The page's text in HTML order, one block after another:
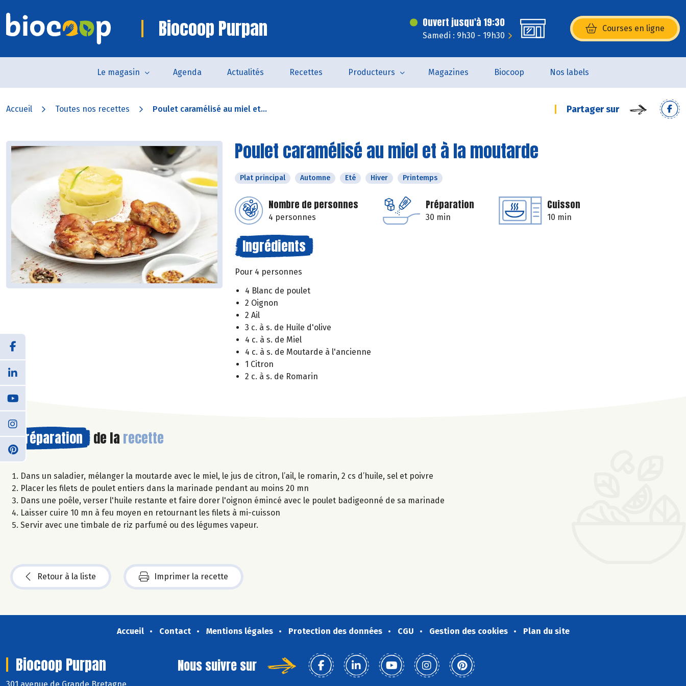
Biocoop Purpan Ouvert jusqu'à 19:30
Samedi : 9h30 - 19h30
Courses en ligne
(s’ouvre dans une nouvelle
Le magasin Agenda Actualités Recettes Producteurs Magazines Biocoop Nos labels
Accueil Toutes nos recettes Poulet caramélisé au miel et... Partager sur
Poulet caramélisé au miel et à la moutarde
Plat principal Automne Eté Hiver Printemps
Nombre de personnes
4 personnes
Préparation
30 min
Cuisson
10 min
Ingrédients
Pour 4 personnes
4 Blanc de poulet
2 Oignon
2 Ail
3 c. à s. de Huile d'olive
4 c. à s. de Miel
4 c. à s. de Moutarde à l'ancienne
1 Citron
2 c. à s. de Romarin
Préparation de la recette
Dans un saladier, mélanger la moutarde avec le miel, le jus de citron, l’ail, le romarin, 2 cs d’huile, sel et poivre
Placer les filets de poulet entiers dans la marinade pendant au moins 20 mn
Dans une poêle, verser l'huile restante et faire dorer l'oignon émincé avec le poulet badigeonné de sa marinade
Laisser cuire 10 mn à feu moyen en retournant les filets à mi-cuisson
Servir avec une timbale de riz parfumé ou des légumes vapeur.
Retour à la liste Imprimer la recette
Accueil Contact Mentions légales Protection des données CGU Gestion des cookies Plan du site
Biocoop Purpan
301 avenue de Grande Bretagne
Nous suivre sur